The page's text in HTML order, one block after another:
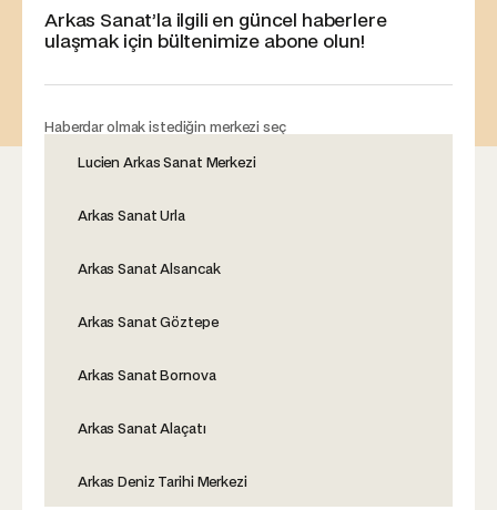
Arkas Sanat’la ilgili en güncel haberlere
ulaşmak için bültenimize abone olun!
Haberdar olmak istediğin merkezi seç
Lucien Arkas Sanat Merkezi
Arkas Sanat Urla
Arkas Sanat Alsancak
Arkas Sanat Göztepe
Arkas Sanat Bornova
Arkas Sanat Alaçatı
Arkas Deniz Tarihi Merkezi